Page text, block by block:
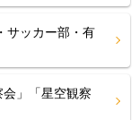
ッカー部・有
」「星空観察